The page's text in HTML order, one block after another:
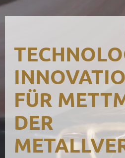
FÜR
DER